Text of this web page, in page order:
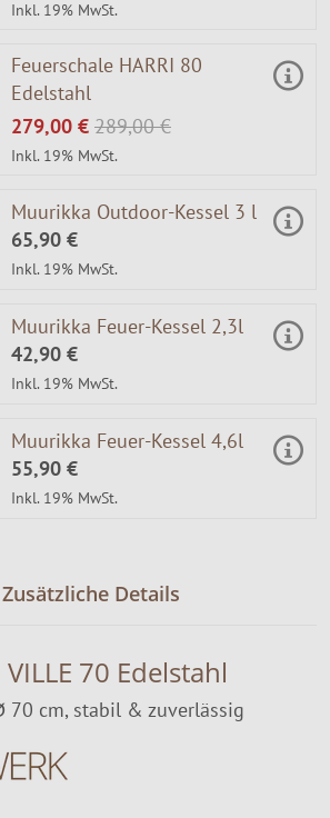
Inkl. 19% MwSt.
Feuerschale HARRI 80
Edelstahl
279,00 € 289,00 €
Inkl. 19% MwSt.
Muurikka Outdoor-Kessel 3 l
65,90 €
Inkl. 19% MwSt.
Muurikka Feuer-Kessel 2,3l
42,90 €
Inkl. 19% MwSt.
Muurikka Feuer-Kessel 4,6l
55,90 €
Inkl. 19% MwSt.
Zusätzliche Details
70 Edelstahl
70 cm, stabil & zuverlässig